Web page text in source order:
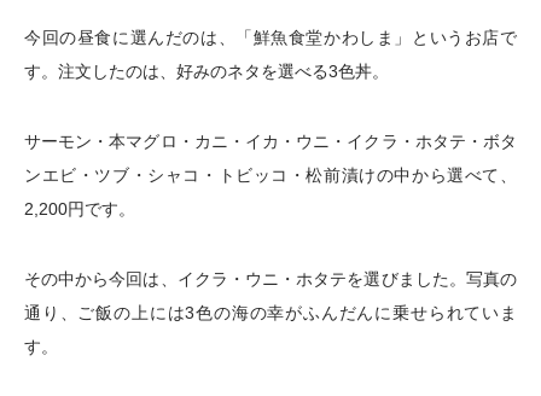
今回の昼食に選んだのは、「鮮魚食堂かわしま」というお店で
す。注文したのは、好みのネタを選べる3色丼。
サーモン・本マグロ・カニ・イカ・ウニ・イクラ・ホタテ・ボタ
ンエビ・ツブ・シャコ・トビッコ・松前漬けの中から選べて、
2,200円です。
その中から今回は、イクラ・ウニ・ホタテを選びました。写真の
通り、ご飯の上には3色の海の幸がふんだんに乗せられていま
す。